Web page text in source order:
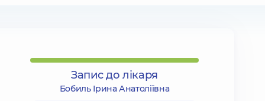
Запис до лікаря
Бобиль Ірина Анатоліївна